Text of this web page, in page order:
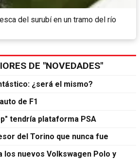
del surubí en un tramo del río
DE "NOVEDADES"
¿será el mismo?
de F1
tendría plataforma PSA
del Torino que nunca fue
los nuevos Volkswagen Polo y